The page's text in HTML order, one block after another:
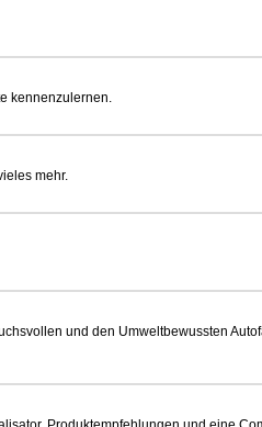
kennenzulernen.
mehr.
und den Umweltbewussten